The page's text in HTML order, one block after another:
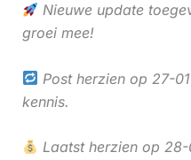
Nieuwe update
groei mee!
Post herzien op 27-
kennis.
Laatst herzien op